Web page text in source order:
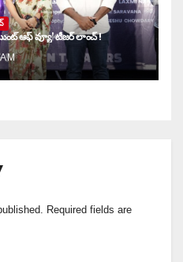
ఆఫ్ వ్యూ’ టీజర్ లాంచ్ !
Required fields are